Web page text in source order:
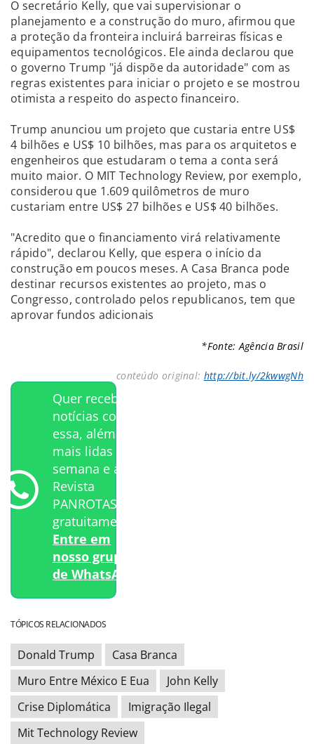
O secretário Kelly, que vai supervisionar o
planejamento e a construção do muro, afirmou que
a proteção da fronteira incluirá barreiras físicas e
equipamentos tecnológicos. Ele ainda declarou que
o governo Trump "já dispõe da autoridade" com as
regras existentes para iniciar o projeto e se mostrou
otimista a respeito do aspecto financeiro.
Trump anunciou um projeto que custaria entre US$
4 bilhões e US$ 10 bilhões, mas para os arquitetos e
engenheiros que estudaram o tema a conta será
muito maior. O MIT Technology Review, por exemplo,
considerou que 1.609 quilômetros de muro
custariam entre US$ 27 bilhões e US$ 40 bilhões.
"Acredito que o financiamento virá relativamente
rápido", declarou Kelly, que espera o início da
construção em poucos meses. A Casa Branca pode
destinar recursos existentes ao projeto, mas o
Congresso, controlado pelos republicanos, tem que
aprovar fundos adicionais
*Fonte: Agência Brasil
conteúdo original: http://bit.ly/2kwwgNh
Quer receber
notícias como
essa, além das
mais lidas da
semana e a
Revista
PANROTAS
gratuitamente?
Entre em
nosso grupo
de WhatsApp.
TÓPICOS RELACIONADOS
Donald Trump
Casa Branca
Muro Entre México E Eua
John Kelly
Crise Diplomática
Imigração Ilegal
Mit Technology Review